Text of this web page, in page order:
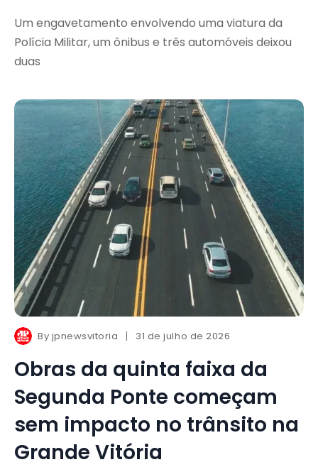
Um engavetamento envolvendo uma viatura da
Polícia Militar, um ônibus e três automóveis deixou
duas
By jpnewsvitoria 31 de julho de 2026
Obras da quinta faixa da
Segunda Ponte começam
sem impacto no trânsito na
Grande Vitória